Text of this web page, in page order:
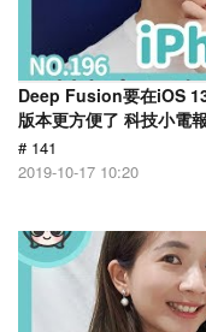
Deep Fusion要在iOS
版本更方便了 科技小電
# 141
2019-10-17 10:20